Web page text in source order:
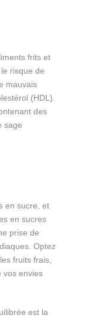
frits et
risque de
mauvais
(HDL).
des
sage
en sucre, et
en sucres
prise de
Optez
fruits frais,
vos envies
est la